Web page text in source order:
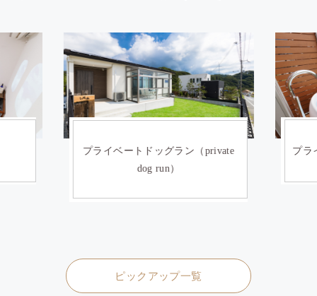
プライベートドッグラン（private
dog run）
プラ
ピックアップ一覧